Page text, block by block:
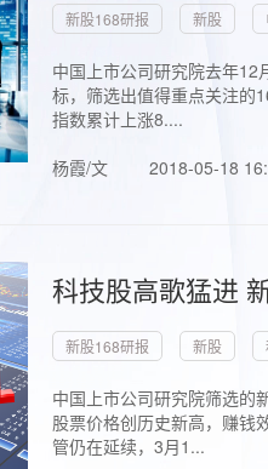
新股168研报 新股
中国上市公司研究院去年
标，筛选出值得重点关注的
指数累计上涨8....
杨霞/文
2018-05-18
科技股高歌猛进
新股168研报 新股
中国上市公司研究院筛选的
股票价格创历史新高，赚钱
管仍在延续，3月1...